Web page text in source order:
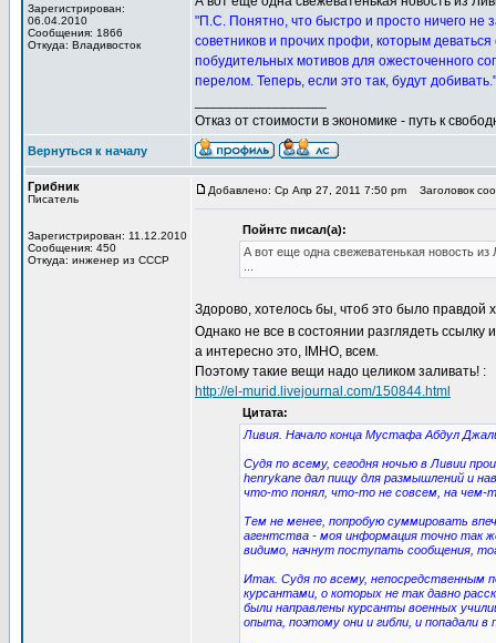
Зарегистрирован:
06.04.2010
Сообщения: 1866
Откуда: Владивосток
"П.С. Понятно, что быстро и просто ничего не
советников и прочих профи, которым
побудительных мотивов для ожесточенного
перелом. Теперь, если это так, будут добивать."
Отказ от стоимости в экономике - путь к
Вернуться к началу
Грибник
Писатель
Зарегистрирован: 11.12.2010
Сообщения: 450
Откуда: инженер из СССР
Добавлено: Ср Апр 27, 2011 7:50 pm Заголовок
Пойнтс писал(а):
А вот еще одна свежеватенькая новость
Здорово, хотелось бы, чтоб это было правдой
Однако не все в состоянии разглядеть
а интересно это, IMHO, всем.
Поэтому такие вещи надо целиком заливать! :
http://el-murid.livejournal.com/150844.html
Цитата:
Ливия. Начало конца Мустафа Абдул
Судя по всему, сегодня ночью в Ливии
henrykane дал пищу для размышлений и
что-то понял, что-то не совсем, на чем-
Тем не менее, попробую суммировать
агентства - моя информация точно так
видимо, начнут поступать сообщения,
Итак. Судя по всему, непосредственным
курсантами, о которых не так давно
были направлены курсанты военных
опыта, поэтому они и гибли, и попадали в